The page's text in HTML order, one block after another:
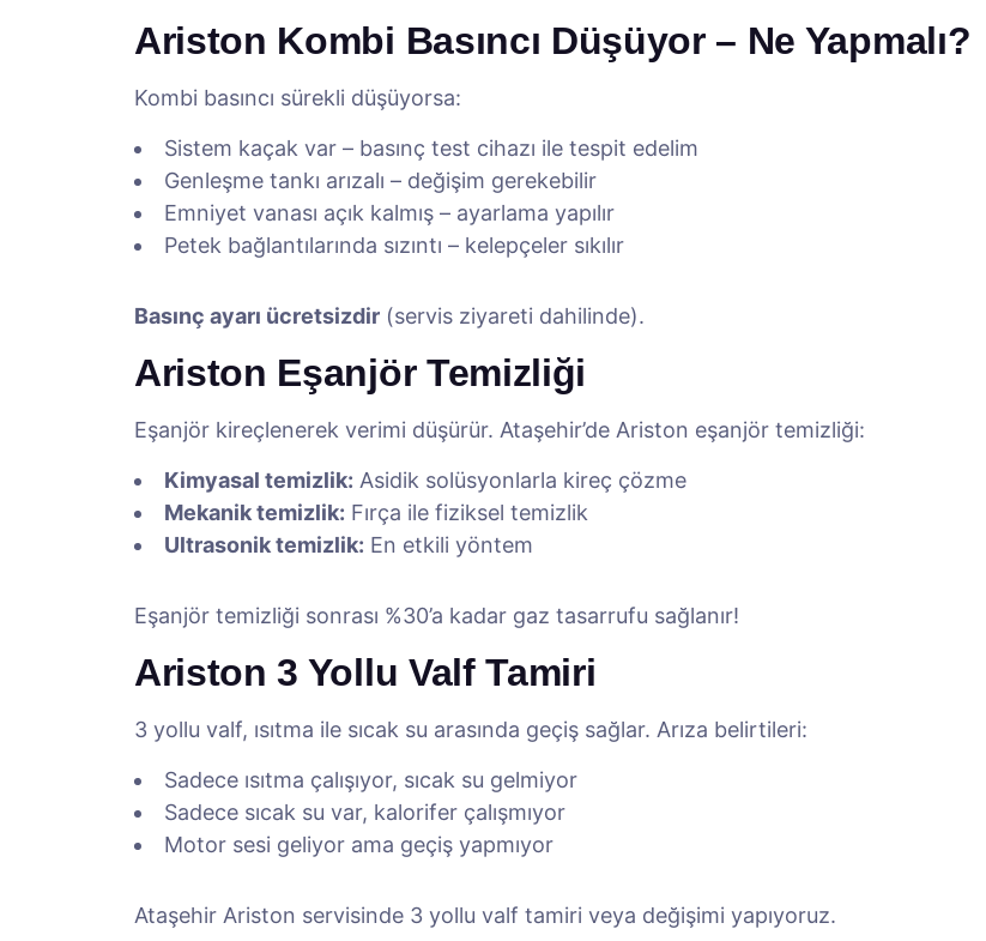
Ariston Kombi Basıncı Düşüyor – Ne Yapmalı?
Kombi basıncı sürekli düşüyorsa:
Sistem kaçak var – basınç test cihazı ile tespit edelim
Genleşme tankı arızalı – değişim gerekebilir
Emniyet vanası açık kalmış – ayarlama yapılır
Petek bağlantılarında sızıntı – kelepçeler sıkılır
Basınç ayarı ücretsizdir (servis ziyareti dahilinde).
Ariston Eşanjör Temizliği
Eşanjör kireçlenerek verimi düşürür. Ataşehir’de Ariston eşanjör temizliği:
Kimyasal temizlik: Asidik solüsyonlarla kireç çözme
Mekanik temizlik: Fırça ile fiziksel temizlik
Ultrasonik temizlik: En etkili yöntem
Eşanjör temizliği sonrası %30’a kadar gaz tasarrufu sağlanır!
Ariston 3 Yollu Valf Tamiri
3 yollu valf, ısıtma ile sıcak su arasında geçiş sağlar. Arıza belirtileri:
Sadece ısıtma çalışıyor, sıcak su gelmiyor
Sadece sıcak su var, kalorifer çalışmıyor
Motor sesi geliyor ama geçiş yapmıyor
Ataşehir Ariston servisinde 3 yollu valf tamiri veya değişimi yapıyoruz.